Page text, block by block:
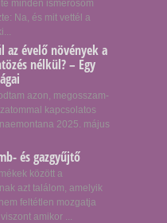
minden ismerősöm
Na, és mit vettél a
az évelő növények a
nélkül? – Egy
azon, megosszam-
kapcsolatos
2025. május
és gazgyűjtő
között a
azt találom, amelyik
feltétlen mozgatja
amikor ...